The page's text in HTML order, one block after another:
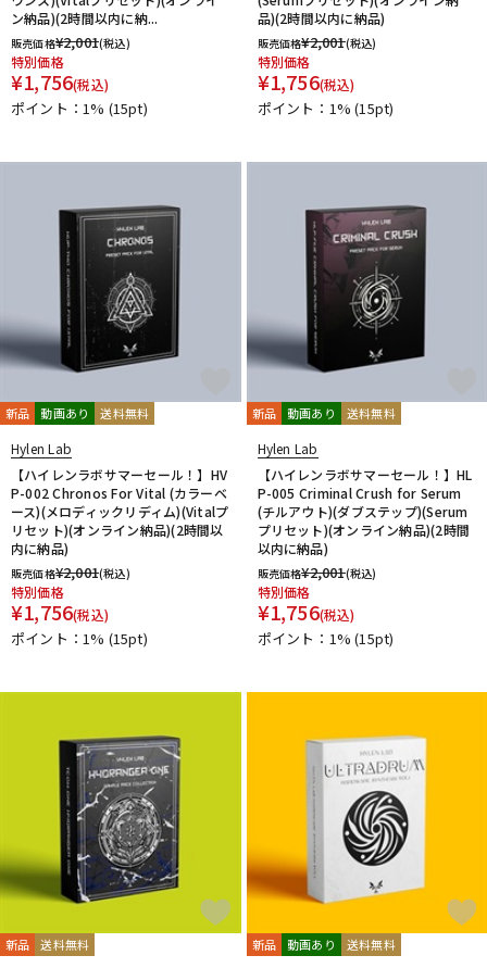
ン納品)(2時間以内に納...
販売価格¥2,001(税込)
特別価格
¥1,756(税込)
ポイント：1% (15pt)
品)(2時間以内に納品)
販売価格¥2,001(税込)
特別価格
¥1,756(税込)
ポイント：1%(15pt)
新品 動画あり 送料無料
Hylen Lab
【ハイレンラボサマーセール！】HV
P-002 Chronos For Vital (カラーベ
ース)(メロディックリディム)(Vitalプ
リセット)(オンライン納品)(2時間以
内に納品)
販売価格¥2,001(税込)
特別価格
¥1,756(税込)
ポイント：1% (15pt)
新品 動画あり 送料無料
Hylen Lab
【ハイレンラボサマーセール！】HL
P-005 Criminal Crush for Serum
(チルアウト)(ダブステップ)(Serum
プリセット)(オンライン納品)(2時間
以内に納品)
販売価格¥2,001(税込)
特別価格
¥1,756(税込)
ポイント：1%(15pt)
新品 送料無料 新品 動画あり 送料無料